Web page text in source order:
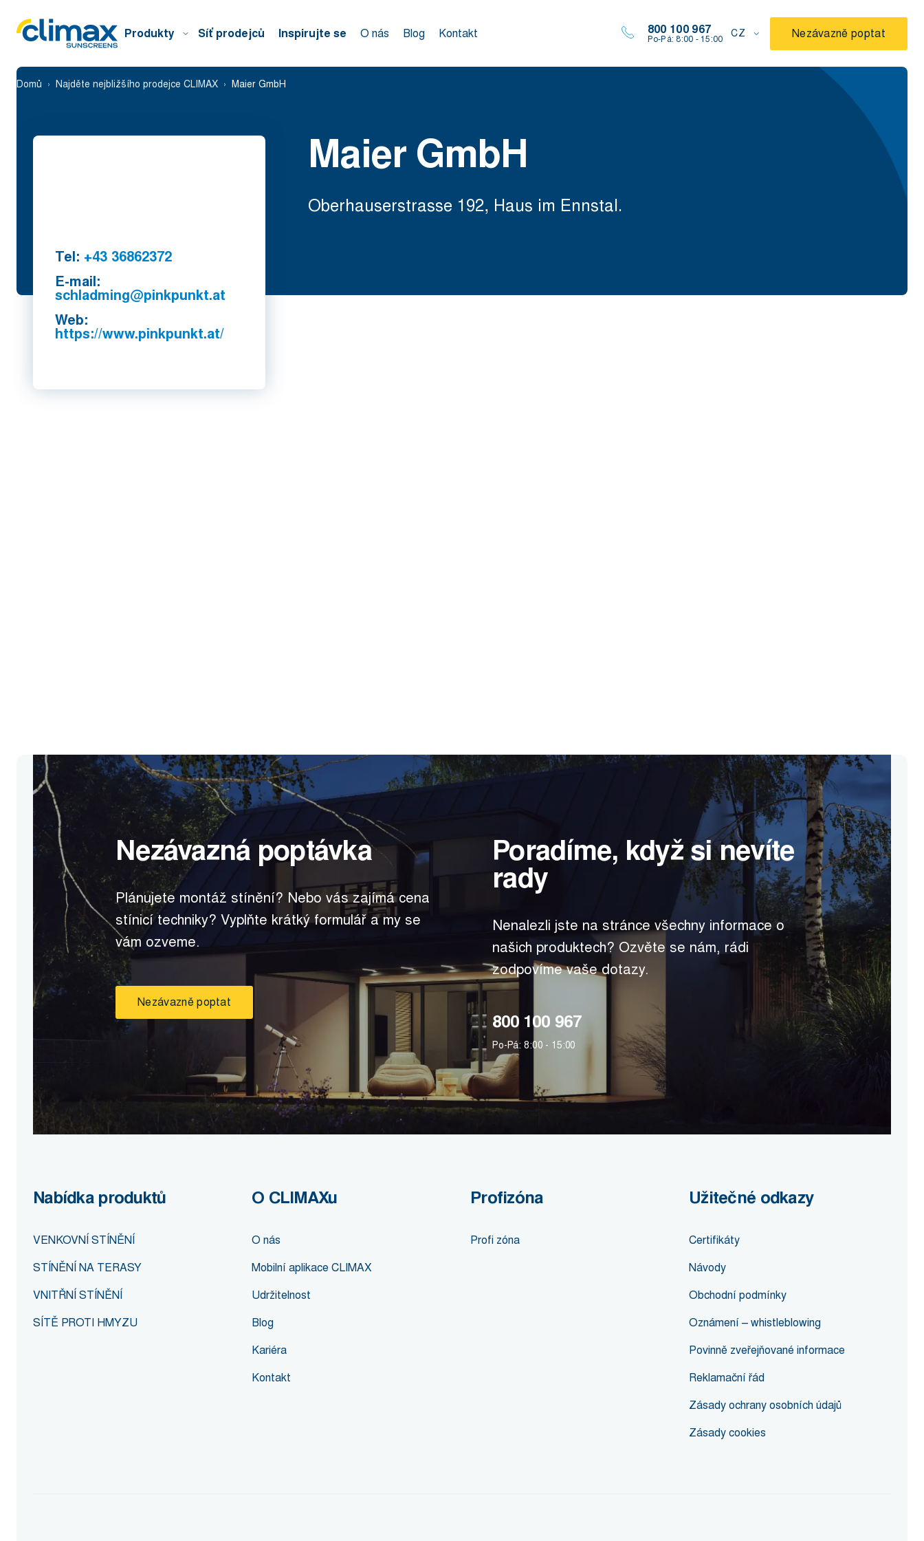
Produkty Síť prodejců Inspirujte se O nás Blog Kontakt 800 100 967
Po-Pá: 8:00 - 15:00 CZ Nezávazně poptat
Domů Najděte nejbližšího prodejce CLIMAX Maier GmbH
Maier GmbH
Oberhauserstrasse 192, Haus im Ennstal.
Tel: +43 36862372
E-mail:
schladming@pinkpunkt.at
Web:
https://www.pinkpunkt.at/
Nezávazná poptávka
Plánujete montáž stínění? Nebo vás zajímá cena
stínicí techniky? Vyplňte krátký formulář a my se
vám ozveme.
Nezávazně poptat
Poradíme, když si nevíte
rady
Nenalezli jste na stránce všechny informace o
našich produktech? Ozvěte se nám, rádi
zodpovíme vaše dotazy.
800 100 967
Po-Pá: 8:00 - 15:00
Nabídka produktů
VENKOVNÍ STÍNĚNÍ
STÍNĚNÍ NA TERASY
VNITŘNÍ STÍNĚNÍ
SÍTĚ PROTI HMYZU
O CLIMAXu
O nás
Mobilní aplikace CLIMAX
Udržitelnost
Blog
Kariéra
Kontakt
Profizóna
Profi zóna
Užitečné odkazy
Certifikáty
Návody
Obchodní podmínky
Oznámení – whistleblowing
Povinně zveřejňované informace
Reklamační řád
Zásady ochrany osobních údajů
Zásady cookies